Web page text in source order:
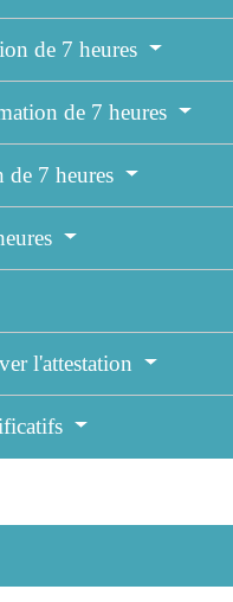
de 7 heures
de 7 heures
de 7 heures
l'attestation